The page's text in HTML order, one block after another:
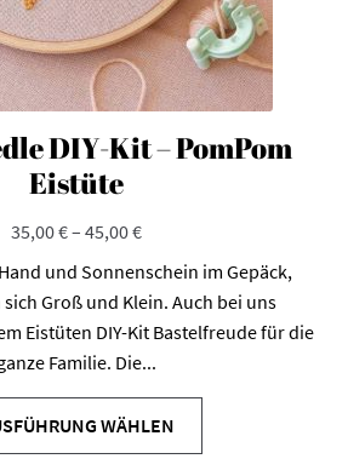
DIY-Kit – PomPom
Eistüte
35,00€– 45,00€
und Sonnenschein im Gepäck,
Groß und Klein. Auch bei uns
Eistüten DIY-Kit Bastelfreude für die
Familie. Die...
WÄHLEN
Dieses
weist